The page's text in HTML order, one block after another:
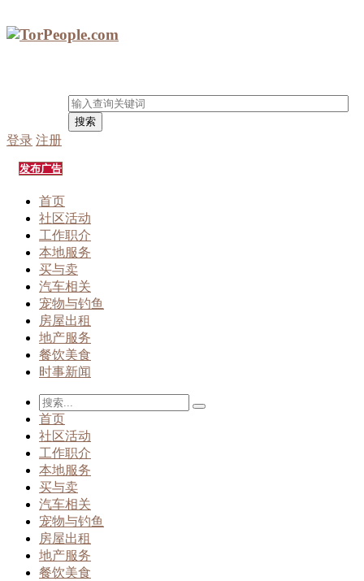
搜索
登录 注册
发布广告
首页
社区活动
工作职介
本地服务
买与卖
汽车相关
宠物与钓鱼
房屋出租
地产服务
餐饮美食
时事新闻
首页
社区活动
工作职介
本地服务
买与卖
汽车相关
宠物与钓鱼
房屋出租
地产服务
餐饮美食